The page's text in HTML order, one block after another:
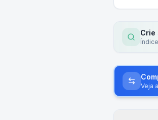
Crie
Veja